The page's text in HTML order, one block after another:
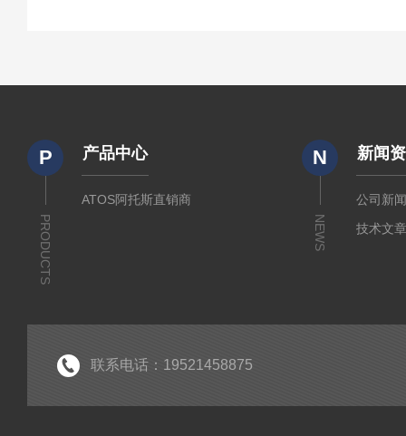
P
PRODUCTS
产品中心
ATOS阿托斯直销商
N
NEWS
新闻
公司新
技术文
联系电话：19521458875